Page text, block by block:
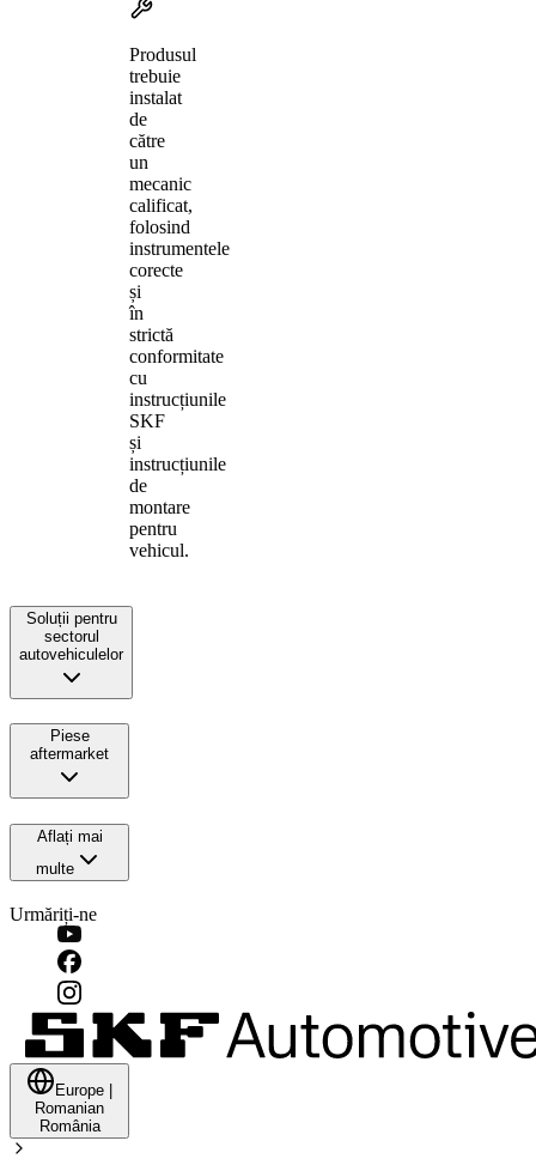
Produsul
trebuie
instalat
de
către
un
mecanic
calificat,
folosind
instrumentele
corecte
și
în
strictă
conformitate
cu
instrucțiunile
SKF
și
instrucțiunile
de
montare
pentru
vehicul.
Soluții pentru
sectorul
autovehiculelor
Piese
aftermarket
Aflați mai
multe
Urmăriți-ne
Europe
Romanian
România